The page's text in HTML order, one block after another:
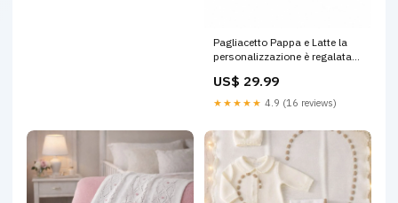
Pagliacetto Pappa e Latte la
personalizzazione è regalata
Personalizzare
US$ 29.99
★★★★★ 4.9 (16 reviews)